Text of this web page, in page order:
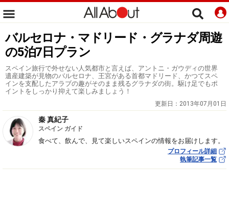
バルセロナ・マドリード・グラナダ周遊
の5泊7日プラン
スペイン旅行で外せない人気都市と言えば、アントニ・ガウディの世界
遺産建築が見物のバルセロナ、王宮がある首都マドリード、かつてスペ
インを支配したアラブの趣がそのまま残るグラナダの街。駆け足でもポ
イントをしっかり抑えて楽しみましょう！
更新日： 2013年07月01日
秦 真紀子
スペイン ガイド
食べて、飲んで、見て楽しいスペインの情報をお届けします。
プロフィール詳細
執筆記事一覧